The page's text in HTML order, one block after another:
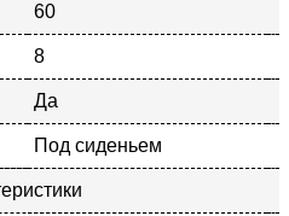
60
8
Да
Под сиденьем